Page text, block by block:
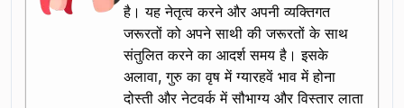
है। यह नेतृत्व करने और अपनी व्यक्तिगत
जरूरतों को अपने साथी की जरूरतों के साथ
संतुलित करने का आदर्श समय है। इसके
अलावा, गुरु का वृष में ग्यारहवें भाव में होना
दोस्ती और नेटवर्क में सौभाग्य और विस्तार लाता